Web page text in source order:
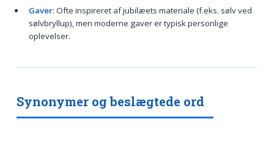
Gaver: Ofte inspireret af jubilæets materiale (f.eks. sølv ved
sølvbryllup), men moderne gaver er typisk personlige
oplevelser.
Synonymer og beslægtede ord